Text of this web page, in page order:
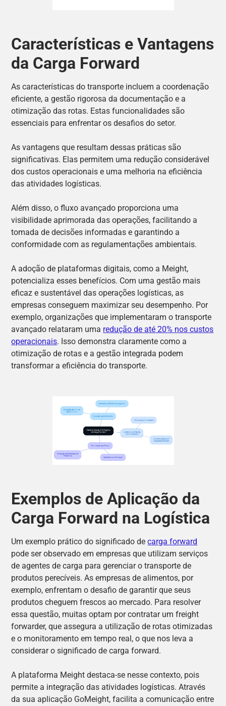
Características e Vantagens
da Carga Forward
As características do transporte incluem a coordenação
eficiente, a gestão rigorosa da documentação e a
otimização das rotas. Estas funcionalidades são
essenciais para enfrentar os desafios do setor.
As vantagens que resultam dessas práticas são
significativas. Elas permitem uma redução considerável
dos custos operacionais e uma melhoria na eficiência
das atividades logísticas.
Além disso, o fluxo avançado proporciona uma
visibilidade aprimorada das operações, facilitando a
tomada de decisões informadas e garantindo a
conformidade com as regulamentações ambientais.
A adoção de plataformas digitais, como a Meight,
potencializa esses benefícios. Com uma gestão mais
eficaz e sustentável das operações logísticas, as
empresas conseguem maximizar seu desempenho. Por
exemplo, organizações que implementaram o transporte
avançado relataram uma redução de até 20% nos custos
operacionais. Isso demonstra claramente como a
otimização de rotas e a gestão integrada podem
transformar a eficiência do transporte.
Exemplos de Aplicação da
Carga Forward na Logística
Um exemplo prático do significado decarga forward
pode ser observado em empresas que utilizam serviços
de agentes de carga para gerenciar o transporte de
produtos perecíveis. As empresas de alimentos, por
exemplo, enfrentam o desafio de garantir que seus
produtos cheguem frescos ao mercado. Para resolver
essa questão, muitas optam por contratar um freight
forwarder, que assegura a utilização de rotas otimizadas
e o monitoramento em tempo real, o que nos leva a
considerar o significado de carga forward.
A plataforma Meight destaca-se nesse contexto, pois
permite a integração das atividades logísticas. Através
da sua aplicação GoMeight, facilita a comunicação entre